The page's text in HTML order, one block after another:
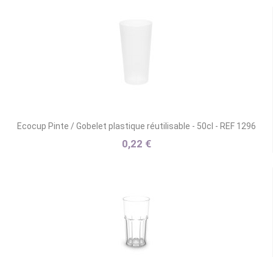
Ecocup Pinte / Gobelet plastique réutilisable - 50cl - REF 1296
0,22 €